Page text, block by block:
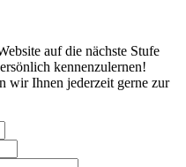
auf die nächste Stufe
kennenzulernen!
wir Ihnen jederzeit gerne zur